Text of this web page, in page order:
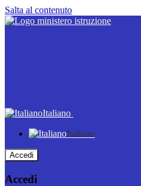
Salta al contenuto
Italiano
Italiano
Accedi
Accedi